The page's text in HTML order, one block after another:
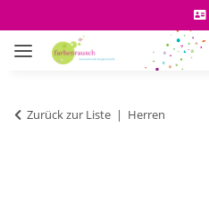
Zurück zur Liste Herren